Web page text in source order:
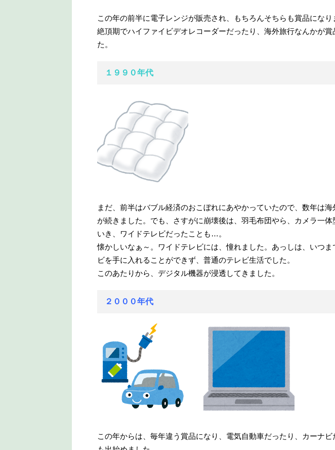
この年の前半に電子レンジが販売され、もちろんそちらも賞品にな
絶頂期でハイファイビデオレコーダーだったり、海外旅行なんかが賞
た。
１９９０年代
まだ、前半はバブル経済のおこぼれにあやかっていたので、数年は
が続きました。でも、さすがに崩壊後は、羽毛布団やら、カメラ一
いき、ワイドテレビだったことも…。
懐かしいなぁ～。ワイドテレビには、憧れました。あっしは、いつ
ビを手に入れることができず、普通のテレビ生活でした。
このあたりから、デジタル機器が浸透してきました。
２０００年代
この年からは、毎年違う賞品になり、電気自動車だったり、カーナ